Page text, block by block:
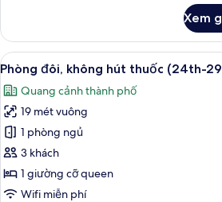
(30th-
High
Floor)
Phòng
Tiêu
chuẩn,
không
hút
thuốc
(30th-
High
Floor)
Xem
Xem
tất
cả
ảnh
Phòng
đôi,
không
hút
1
9
Phòng đôi, không hút thuốc (24th-
Quang cảnh thành phố
19 mét vuông
1 phòng ngủ
3 khách
1 giường cỡ queen
Wifi miễn phí